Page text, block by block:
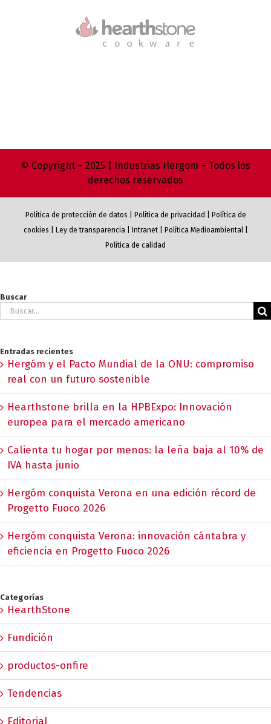
© Copyright – 2025 | Industrias Hergom – Todos los
derechos reservados
Política de protección de datos Política de privacidad
Política de
cookies
Ley de transparencia| Intranet| Política Medioambiental|
Política de calidad
Buscar
Buscar:
Entradas recientes
Hergóm y el Pacto Mundial de la ONU: compromiso
real con un futuro sostenible
Hearthstone brilla en la HPBExpo: Innovación
europea para el mercado americano
Calienta tu hogar por menos: la leña baja al 10% de
IVA hasta junio
Hergóm conquista Verona en una edición récord de
Progetto Fuoco 2026
Hergóm conquista Verona: innovación cántabra y
eficiencia en Progetto Fuoco 2026
Categorías
HearthStone
Fundición
productos-onfire
Tendencias
Editorial